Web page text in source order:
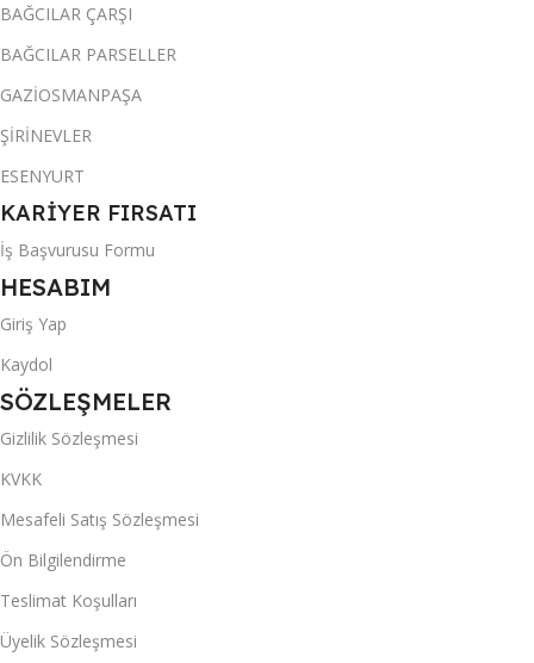
BAĞCILAR ÇARŞI
BAĞCILAR PARSELLER
GAZİOSMANPAŞA
ŞİRİNEVLER
ESENYURT
KARİYER FIRSATI
İş Başvurusu Formu
HESABIM
Giriş Yap
Kaydol
SÖZLEŞMELER
Gizlilik Sözleşmesi
KVKK
Mesafeli Satış Sözleşmesi
Ön Bilgilendirme
Teslimat Koşulları
Üyelik Sözleşmesi